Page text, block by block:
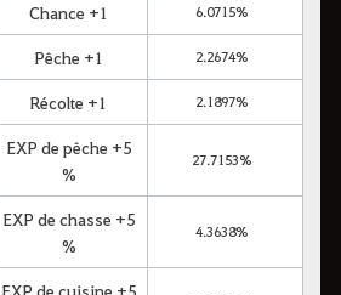
Chance +1 6.0715%
Pêche +1 2.2674%
Récolte +1 2.1897%
EXP de pêche +5
%
27.7153%
EXP de chasse +5
%
4.3638%
EXP de cuisine +5